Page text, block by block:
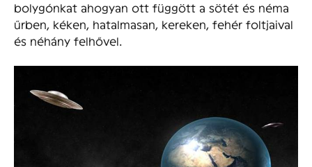
bolygónkat ahogyan ott függött a sötét és néma
űrben, kéken, hatalmasan, kereken, fehér foltjaival
és néhány felhővel.